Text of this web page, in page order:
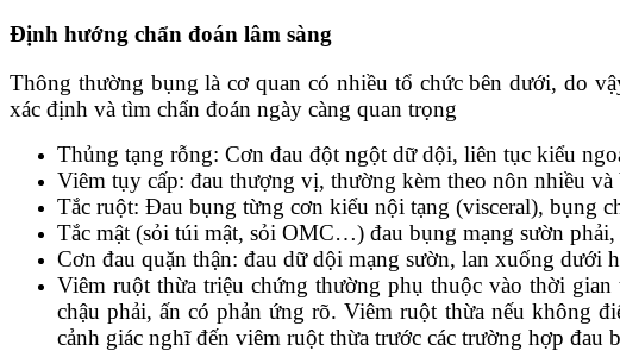
Định hướng chẩn đoán lâm sàng
Thông thường bụng là cơ quan có nhiều tổ chức bên dưới, do
xác định và tìm chẩn đoán ngày càng quan trọng
Thủng tạng rỗng: Cơn đau đột ngột dữ dội, liên tục kiểu
Viêm tụy cấp: đau thượng vị, thường kèm theo nôn nhiều
Tắc ruột: Đau bụng từng cơn kiểu nội tạng (visceral), bụng
Tắc mật (sỏi túi mật, sỏi OMC…) đau bụng mạng sườn
Cơn đau quặn thận: đau dữ dội mạng sườn, lan xuống dưới
Viêm ruột thừa triệu chứng thường phụ thuộc vào thời
chậu phải, ấn có phản ứng rõ. Viêm ruột thừa nếu không
cảnh giác nghĩ đến viêm ruột thừa trước các trường hợp đau